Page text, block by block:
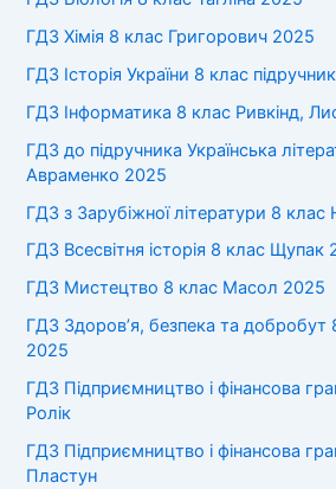
ГДЗ Хімія 8 клас Григорович 2025
ГДЗ Історія України 8 клас
ГДЗ Інформатика 8 клас Ривкінд,
ГДЗ до підручника Українська
Авраменко 2025
ГДЗ з Зарубіжної літератури 8 клас
ГДЗ Всесвітня історія 8 клас Щупак
ГДЗ Мистецтво 8 клас Масол 2025
ГДЗ Здоров’я, безпека та добробут
2025
ГДЗ Підприємництво і фінансова
Ролік
ГДЗ Підприємництво і фінансова
Пластун